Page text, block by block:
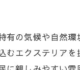
の気候や自然
エクステリア